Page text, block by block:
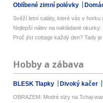
Oblíbené zimní polévky
Svěží letní saláty, které vás v horku
Nejlepší nálev na nakládané
Proč jíst cottage každý den? Tady
Hobby a zábava
BLESK Tlapky Divoký kačer
OBRAZEM: Modré slzy na Tchaj-